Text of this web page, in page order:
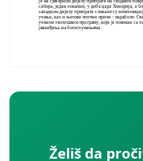
је на сјеверном дијелу припрате на сводним
сабора, један локални, у доба цара Хонорија, а
западном дијелу припрате сликане су
учење, као и његове поучне приче - параболе.
ученом теолошком програму, који је повезан са
јеванђеља на богослужењима.
Želiš da